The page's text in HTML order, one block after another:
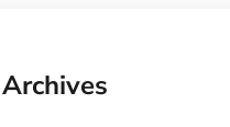
Archives